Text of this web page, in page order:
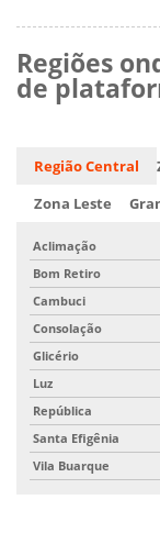
Regiões
de
Região Central
Zona Leste
Aclimação
Bom Retiro
Cambuci
Consolação
Glicério
Luz
República
Santa Efigênia
Vila Buarque